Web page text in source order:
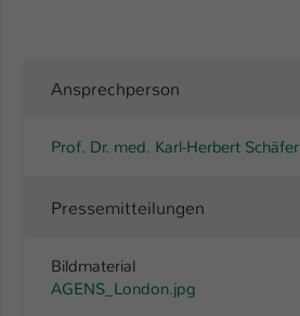
Ansprechperson
Prof. Dr. med. Karl-Herbert Schäfer
Pressemitteilungen
Bildmaterial
AGENS_London.jpg